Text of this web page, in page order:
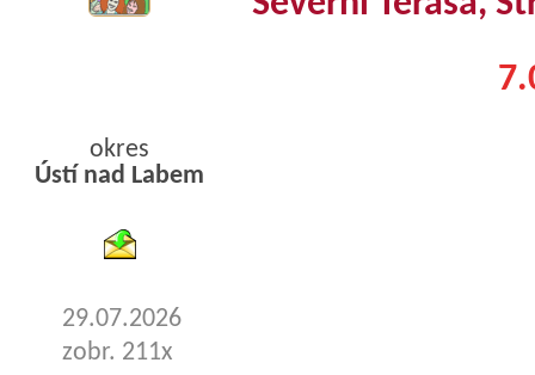
okres
Ústí nad Labem
29.07.2026
zobr. 211x